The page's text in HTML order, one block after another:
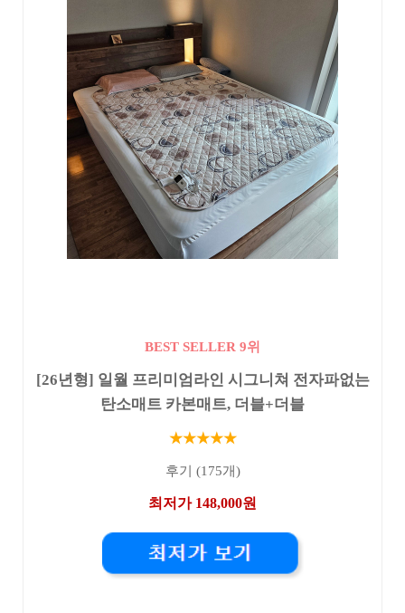
BEST SELLER 9위
[26년형] 일월 프리미엄라인 시그니쳐 전자파없는
탄소매트 카본매트, 더블+더블
★★★★★
후기 (175개)
최저가 148,000원